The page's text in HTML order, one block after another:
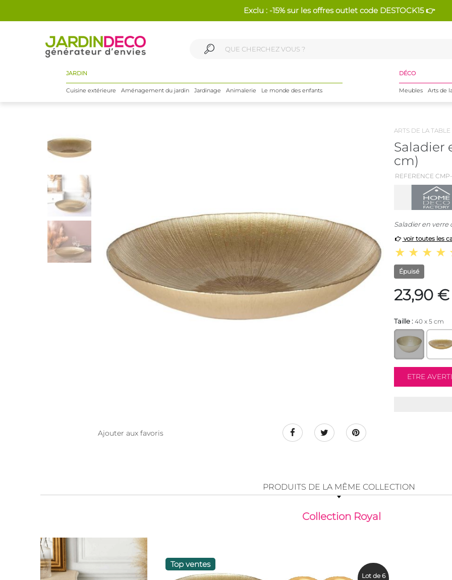
Exclu : -15% sur les offres outlet code DESTOCK15 👉
JARDIN
Cuisine extérieure Aménagement du jardin Jardinage Animalerie Le monde des enfants
DÉCO
Meubles Arts de
Ajouter aux favoris
ARTS DE LA TABLE
Saladier
cm)
REFERENCE
Saladier en verre
voir toutes les
Épuisé
23,90 €
Taille : 40 x 5 cm
PRODUITS DE LA MÊME COLLECTION
Collection Royal
Top ventes
Lot de 6